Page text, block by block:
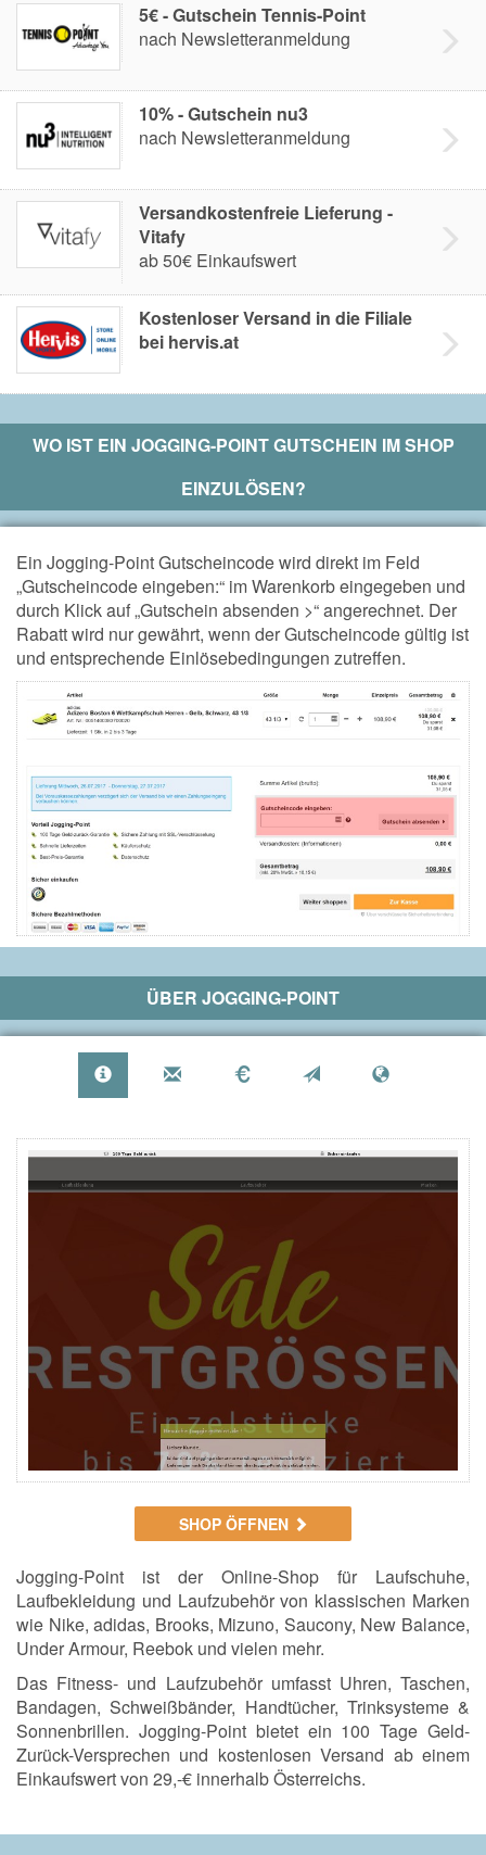
5€ - Gutschein Tennis-Point
nach Newsletteranmeldung
10% - Gutschein nu3
nach Newsletteranmeldung
Versandkostenfreie Lieferung -
Vitafy
ab 50€ Einkaufswert
Kostenloser Versand in die Filiale
bei hervis.at
WO IST EIN JOGGING-POINTGUTSCHEIN IM SHOP
EINZULÖSEN?
Ein Jogging-Point Gutscheincode wird direkt im Feld
„Gutscheincode eingeben:“ im Warenkorb eingegeben und
durch Klick auf „Gutschein absenden >“ angerechnet. Der
Rabatt wird nur gewährt, wenn der Gutscheincode gültig ist
und entsprechende Einlösebedingungen zutreffen.
ÜBER JOGGING-POINT
SHOP ÖFFNEN
Jogging-Point ist der Online-Shop für Laufschuhe,
Laufbekleidung und Laufzubehör von klassischen Marken
wie Nike, adidas, Brooks, Mizuno, Saucony, New Balance,
Under Armour, Reebok und vielen mehr.
Das Fitness- und Laufzubehör umfasst Uhren, Taschen,
Bandagen, Schweißbänder, Handtücher, Trinksysteme &
Sonnenbrillen. Jogging-Point bietet ein 100 Tage Geld-
Zurück-Versprechen und kostenlosen Versand ab einem
Einkaufswert von 29,-€ innerhalb Österreichs.